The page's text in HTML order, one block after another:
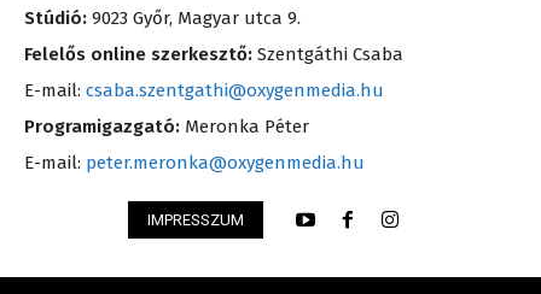
Stúdió: 9023 Győr, Magyar utca 9.
Felelős online szerkesztő: Szentgáthi Csaba
E-mail: csaba.szentgathi@oxygenmedia.hu
Programigazgató: Meronka Péter
E-mail: peter.meronka@oxygenmedia.hu
IMPRESSZUM